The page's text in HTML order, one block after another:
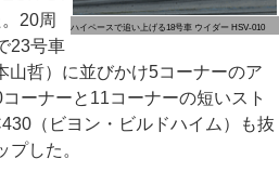
ハイペースで追い上げる18号車 ウイダー HSV-010
20周
23号車
山哲）に並びかけ5コーナーのア
ーナーと11コーナーの短いスト
（ビヨン・ビルドハイム）も抜
した。